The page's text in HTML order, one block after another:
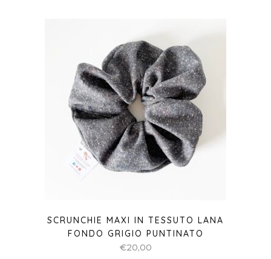
SCRUNCHIE MAXI IN TESSUTO LANA
FONDO GRIGIO PUNTINATO
€20,00